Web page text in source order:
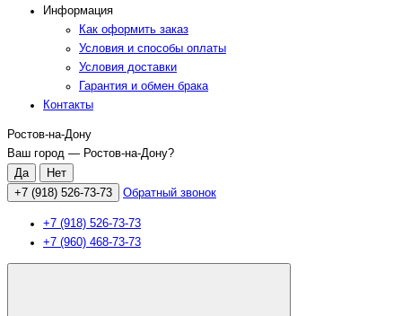
Информация
Как оформить заказ
Условия и способы оплаты
Условия доставки
Гарантия и обмен брака
Контакты
Ростов-на-Дону
Ваш город — Ростов-на-Дону?
+7 (918) 526-73-73 Обратный звонок
+7 (918) 526-73-73
+7 (960) 468-73-73